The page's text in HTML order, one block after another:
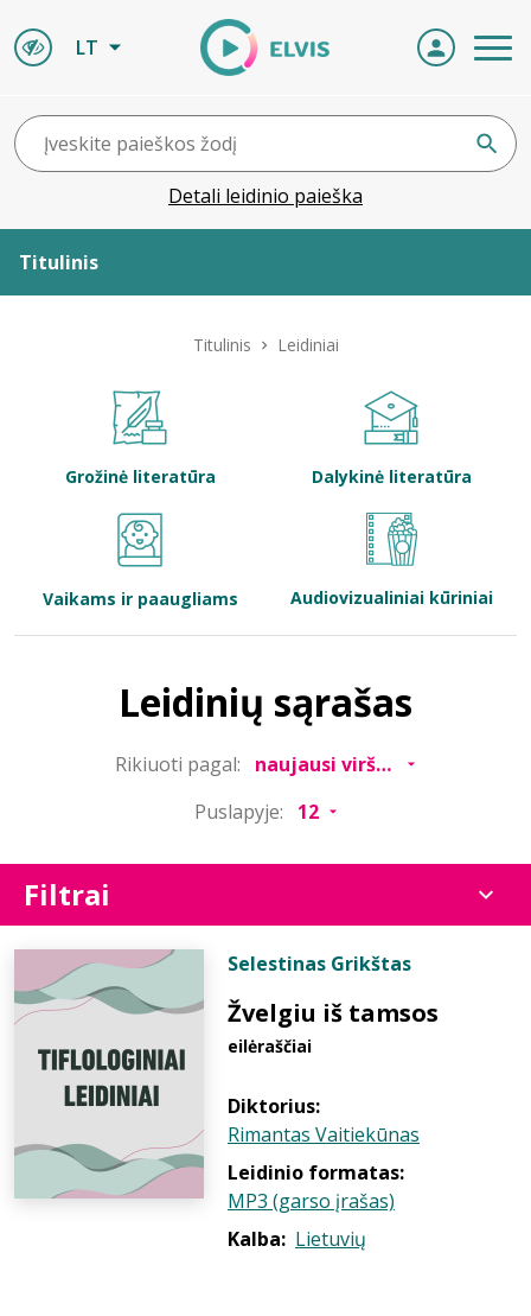
LT
Detali leidinio paieška
Titulinis
Bibliotekoms
Titulinis Leidiniai
Grožinė literatūra Dalykinė literatūra
Vaikams ir paaugliams Audiovizualiniai kūriniai
Leidinių sąrašas
Rikiuoti pagal:
Puslapyje:
Filtrai
Selestinas Grikštas
Žvelgiu iš tamsos
eilėraščiai
Diktorius:
Rimantas Vaitiekūnas
Leidinio formatas:
MP3 (garso įrašas)
Kalba: Lietuvių